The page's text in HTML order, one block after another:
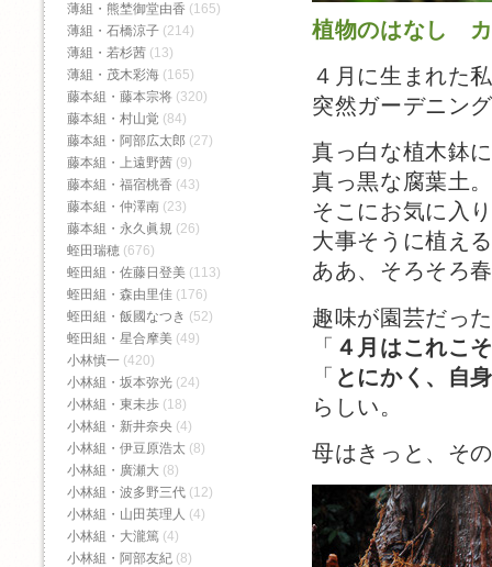
植物のはなし
４月に生まれた
突然ガーデニン
真っ白な植木鉢
真っ黒な腐葉土
そこにお気に入
大事そうに植え
ああ、そろそろ
趣味が園芸だっ
「 ４月はこれこ
「 とにかく、自
らしい。
母はきっと、そ
薄組・熊埜御堂由香 (165)
薄組・石橋涼子 (214)
薄組・若杉茜 (13)
薄組・茂木彩海 (165)
藤本組・藤本宗将 (320)
藤本組・村山覚 (84)
藤本組・阿部広太郎 (27)
藤本組・上遠野茜 (9)
藤本組・福宿桃香‬ (43)
藤本組・仲澤南 (23)
藤本組・永久眞規 (26)
蛭田瑞穂 (676)
蛭田組・佐藤日登美 (113)
蛭田組・森由里佳 (176)
蛭田組・飯國なつき (52)
蛭田組・星合摩美 (49)
小林慎一 (420)
小林組・坂本弥光 (24)
小林組・東未歩 (18)
小林組・新井奈央 (4)
小林組・伊豆原浩太 (8)
小林組・廣瀬大 (8)
小林組・波多野三代 (12)
小林組・山田英理人 (4)
小林組・大瀧篤 (4)
小林組・阿部友紀 (8)